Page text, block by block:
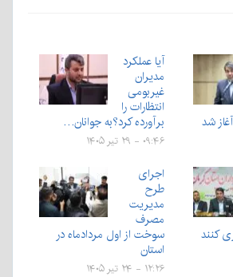
شد
آیا عملکرد
مدیران
غیربومی
انتظارات را
برآورده کرد؟به جوانان…
۰۹:۴۶ - ۲۹ تیر ۱۴۰۵
کنند
اجرای
طرح
مدیریت
مصرف
سوخت از اول مردادماه در
استان
۱۲:۲۶ - ۲۴ تیر ۱۴۰۵